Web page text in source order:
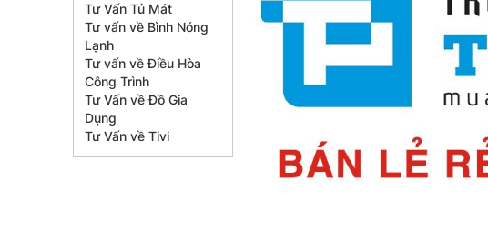
Tư Vấn Tủ Mát
Tư vấn về Bình Nóng
Lạnh
Tư vấn về Điều Hòa
Công Trình
Tư Vấn về Đồ Gia
Dụng
Tư Vấn về Tivi